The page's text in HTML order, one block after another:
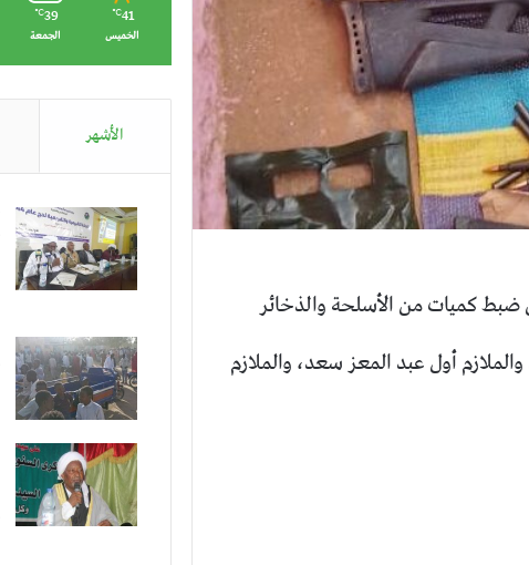
كميات من الأسلحة والذخائر
أول عبد المعز سعد، والملازم
41
℃
الخميس
39
℃
الجمعة
الأشهر